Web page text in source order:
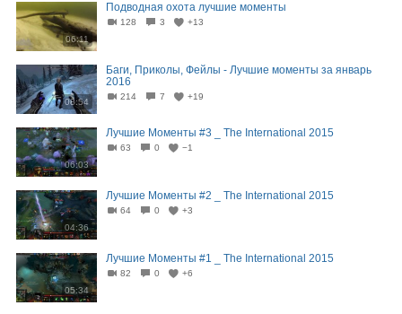
06:11
Подводная охота лучшие моменты
128 3 +13
08:54
Баги, Приколы, Фейлы - Лучшие моменты за январь
2016
214 7 +19
06:03
Лучшие Моменты #3 _ The International 2015
63 0 −1
04:36
Лучшие Моменты #2 _ The International 2015
64 0 +3
05:34
Лучшие Моменты #1 _ The International 2015
82 0 +6